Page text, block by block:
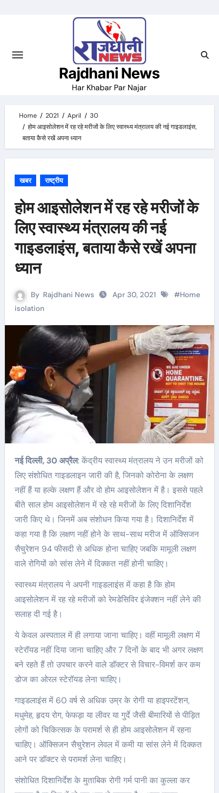
Rajdhani News
Har Khabar Par Najar
Home 2021 April
30
होम आइसोलेशन में रह रहे मरीजों के लिए स्वास्थ्य मंत्रालय की नई गाइडलाइंस,
बताया कैसे रखें अपना ध्यान
खबर राष्ट्रीय
होम आइसोलेशन में रह रहे मरीजों के
लिए स्वास्थ्य मंत्रालय की नई
गाइडलाइंस, बताया कैसे रखें अपना
ध्यान
By Rajdhani News Apr 30, 2021 #Home
isolation
नई दिल्ली, 30 अप्रैल: केंद्रीय स्वास्थ्य मंत्रालय ने उन मरीजों को
लिए संशोधित गाइडलाइन जारी की है, जिनको कोरोना के लक्षण
नहीं हैं या हल्के लक्षण हैं और वो होम आइसोलेशन में है। इससे पहले
बीते साल होम आइसोलेशन में रहे रहे मरीजों के लिए दिशानिर्देश
जारी किए थे। जिनमें अब संशोधन किया गया है। दिशानिर्देश में
कहा गया है कि लक्षण नहीं होने के साथ-साथ मरीज में ऑक्सिजन
सैचुरेशन 94 फीसदी से अधिक होना चाहिए जबकि मामूली लक्षण
वाले रोगियों को सांस लेने में दिक्कत नहीं होनी चाहिए।
स्वास्थ्य मंत्रालय ने अपनी गाइडलाइंस में कहा है कि होम
आइसोलेशन में रह रहे मरीजों को रेमडेसिविर इंजेक्शन नहीं लेने की
सलाह दी गई है।
ये केवल अस्पताल में ही लगाया जाना चाहिए। वहीं मामूली लक्षण में
स्टेरॉयड नहीं दिया जाना चाहिए और 7 दिनों के बाद भी अगर लक्षण
बने रहते हैं तो उपचार करने वाले डॉक्टर से विचार-विमर्श कर कम
डोज का ओरल स्टेरॉयड लेना चाहिए।
गाइडलाइंस में 60 वर्ष से अधिक उम्र के रोगी या हाइपरटेंशन,
मधुमेह, हृदय रोग, फेफड़ा या लीवर या गुर्दे जैसी बीमारियों से पीड़ित
लोगों को चिकित्सक के परामर्श से ही होम आइसोलेशन में रहना
चाहिए। ऑक्सिजन सैचुरेशन लेवल में कमी या सांस लेने में दिक्कत
आने पर डॉक्टर से परामर्श लेना चाहिए।
संशोधित दिशानिर्देश के मुताबिक रोगी गर्म पानी का कुल्ला कर